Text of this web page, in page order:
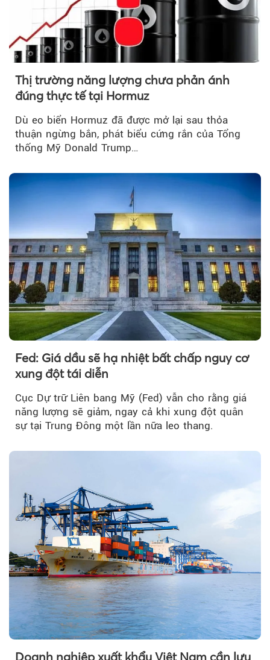
Thị trường năng lượng chưa phản ánh
đúng thực tế tại Hormuz
Dù eo biển Hormuz đã được mở lại sau thỏa
thuận ngừng bắn, phát biểu cứng rắn của Tổng
thống Mỹ Donald Trump…
Fed: Giá dầu sẽ hạ nhiệt bất chấp nguy cơ
xung đột tái diễn
Cục Dự trữ Liên bang Mỹ (Fed) vẫn cho rằng giá
năng lượng sẽ giảm, ngay cả khi xung đột quân
sự tại Trung Đông một lần nữa leo thang.
Doanh nghiệp xuất khẩu Việt Nam cần lưu